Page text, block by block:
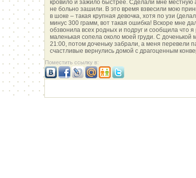
кровило и зажило быстрее. Сделали мне местную
не больно зашили. В это время взвесили мою
в шоке – такая крупная девочка, хотя по узи
минус 300 грамм, вот такая ошибка! Вскоре мне
обзвонила всех родных и подруг и сообщила что
маленькая сопела около моей груди. С
21:00, потом доченьку забрали, а меня перевели
счастливые вернулись домой с драгоценным
Поместить ссылку в: